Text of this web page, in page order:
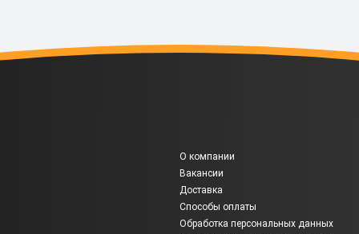
О компании
Вакансии
Доставка
Способы оплаты
Обработка персональных данных